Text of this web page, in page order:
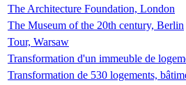
The Architecture Foundation, London
The Museum of the 20th century, Berlin
Tour, Warsaw
Transformation d'un immeuble de
Transformation de 530 logements,